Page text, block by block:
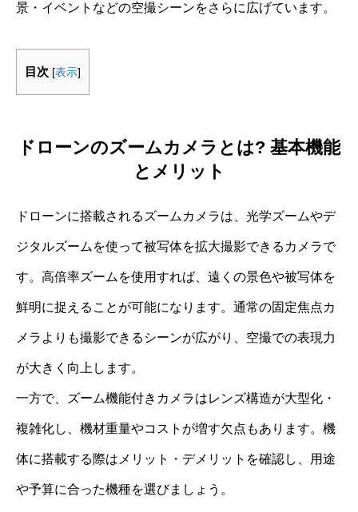
景・イベントなどの空撮シーンをさらに広げています。
目次 [表示]
ドローンのズームカメラとは? 基本機能
とメリット
ドローンに搭載されるズームカメラは、光学ズームやデ
ジタルズームを使って被写体を拡大撮影できるカメラで
す。高倍率ズームを使用すれば、遠くの景色や被写体を
鮮明に捉えることが可能になります。通常の固定焦点カ
メラよりも撮影できるシーンが広がり、空撮での表現力
が大きく向上します。
一方で、ズーム機能付きカメラはレンズ構造が大型化・
複雑化し、機材重量やコストが増す欠点もあります。機
体に搭載する際はメリット・デメリットを確認し、用途
や予算に合った機種を選びましょう。